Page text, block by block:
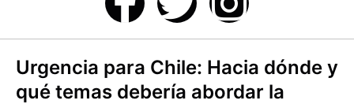
Urgencia para Chile: Hacia dónde y
qué temas debería abordar la